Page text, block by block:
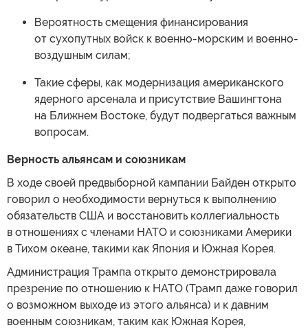
Вероятность смещения финансирования
от сухопутных войск к военно-морским и военно-
воздушным силам;
Такие сферы, как модернизация американского
ядерного арсенала и присутствие Вашингтона
на Ближнем Востоке, будут подвергаться важным
вопросам.
Верность альянсам и союзникам
В ходе своей предвыборной кампании Байден открыто
говорил о необходимости вернуться к выполнению
обязательств США и восстановить коллегиальность
в отношениях с членами НАТО и союзниками Америки
в Тихом океане, такими как Япония и Южная Корея.
Администрация Трампа открыто демонстрировала
презрение по отношению к НАТО (Трамп даже говорил
о возможном выходе из этого альянса) и к давним
военным союзникам, таким как Южная Корея,